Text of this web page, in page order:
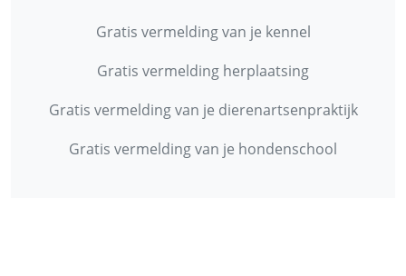
Gratis vermelding van je kennel
Gratis vermelding herplaatsing
Gratis vermelding van je dierenartsenpraktijk
Gratis vermelding van je hondenschool